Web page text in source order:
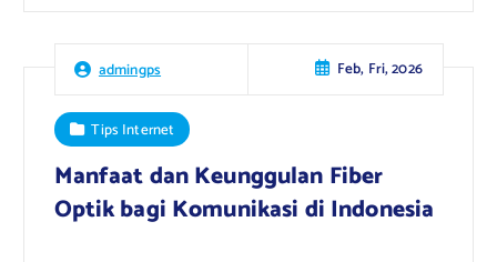
admingps Feb, Fri, 2026
Tips Internet
Manfaat dan Keunggulan Fiber
Optik bagi Komunikasi di Indonesia